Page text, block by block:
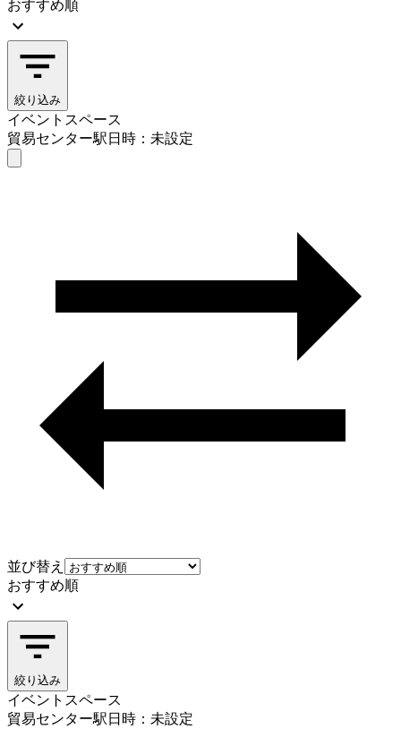
おすすめ順
絞り込み
イベントスペース
貿易センター駅日時：未設定
並び替え
おすすめ順
絞り込み
イベントスペース
貿易センター駅日時：未設定